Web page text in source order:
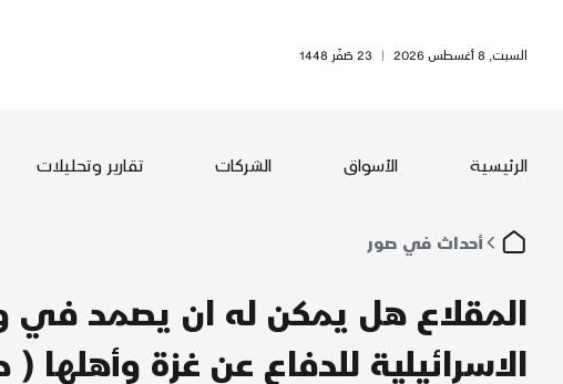
السبت, 8 أغسطس 2026 | 23 صَفَر 1448
الرئيسية الأسواق الشركات تقارير وتحليلات
أحداث في صور
المقلاع هل يمكن له ان يصمد في
الاسرائيلية للدفاع عن غزة وأهلها